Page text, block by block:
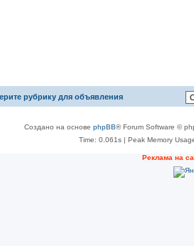
рубрику для объявления
Создано на основе phpBB® Forum Software ©
Time: 0.061s| Peak Memory
Реклама на